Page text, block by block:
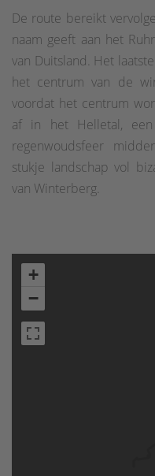
De route bereikt
naam geeft aan het
van Duitsland. Het
het centrum van de
voordat het centrum
af in het Helletal,
regenwoudsfeer
stukje landschap vol
van Winterberg.
+
−